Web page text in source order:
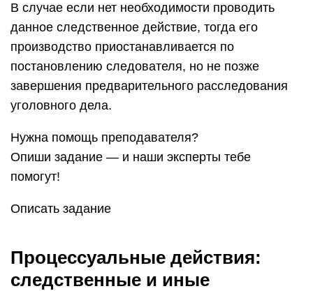
В случае если нет необходимости проводить
данное следственное действие, тогда его
производство приостанавливается по
постановлению следователя, но не позже
завершения предварительного расследования
уголовного дела.
Нужна помощь преподавателя?
Опиши задание — и наши эксперты тебе
помогут!
Описать задание
Процессуальные действия:
следственные и иные